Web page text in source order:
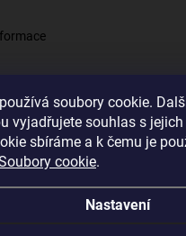
soubory cookie.
vyjadřujete souhlas s
sbíráme a k čemu je
cookie.
Nastavení
- šperky, kterým věříte už
Vytvořil Shoptet